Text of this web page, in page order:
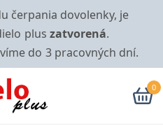
čerpania dovolenky, je
plus zatvorená.
do 3 pracovných dní.
0